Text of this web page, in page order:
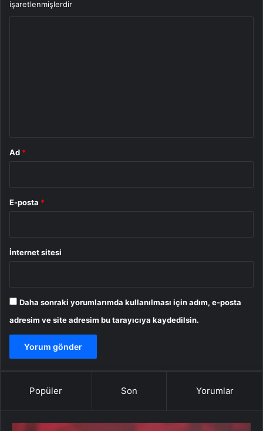
işaretlenmişlerdir
Ad *
E-posta *
İnternet sitesi
Daha sonraki yorumlarımda kullanılması için adım, e-posta
adresim ve site adresim bu tarayıcıya kaydedilsin.
Popüler Son Yorumlar